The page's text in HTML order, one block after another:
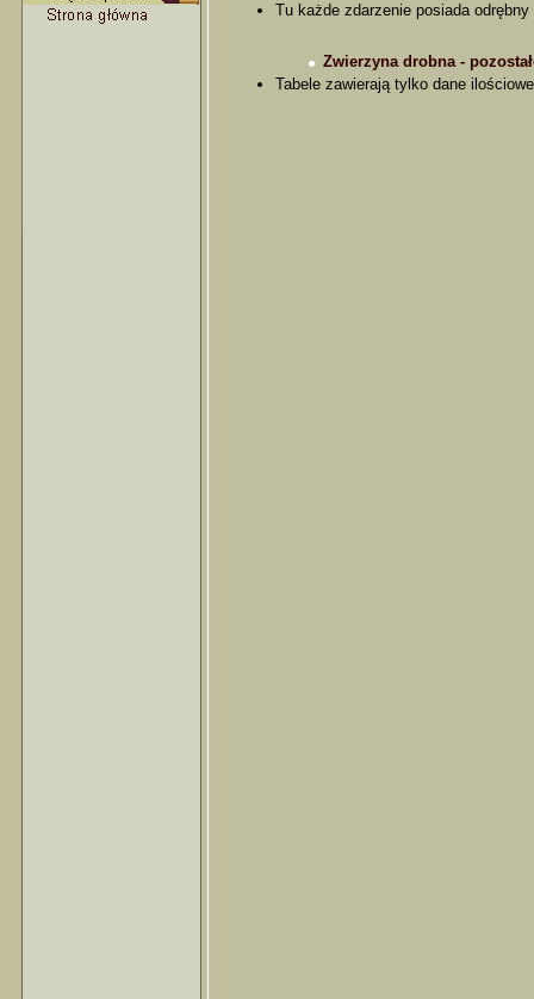
Tu każde zdarzenie posiada
Zwierzyna drobna -
Tabele zawierają tylko dane